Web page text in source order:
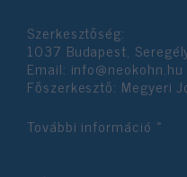
Szerkesztőség:
1037 Budapest,
Email: info@neokohn.hu
Főszerkesztő: Megyeri
További információ »